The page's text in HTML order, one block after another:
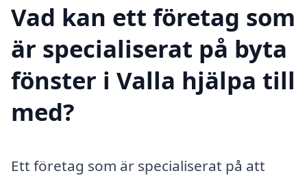
Vad kan ett företag som
är specialiserat på byta
fönster i Valla hjälpa till
med?
Ett företag som är specialiserat på att